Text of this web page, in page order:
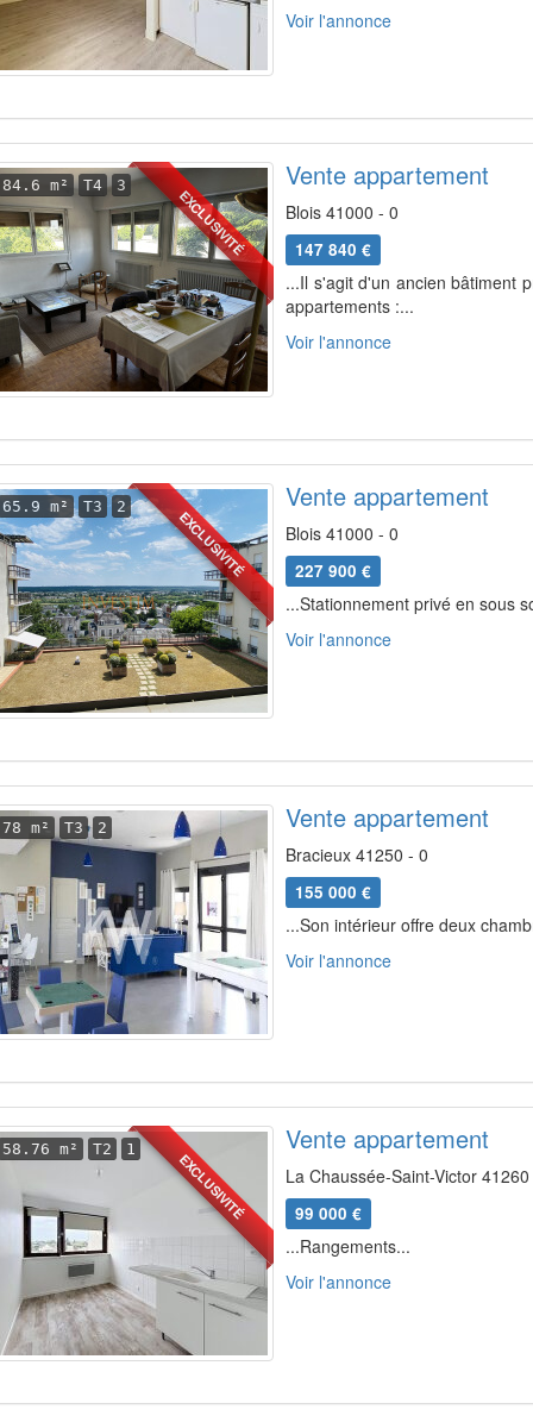
Voir l'annonce
EXCLUSIVITÉ
84.6 m² T4 3 Vente appartement
Blois 41000 - 0
147 840 €
...Il s'agit d'un ancien bâtiment
appartements :...
Voir l'annonce
EXCLUSIVITÉ
65.9 m² T3 2 Vente appartement
Blois 41000 - 0
227 900 €
...Stationnement privé en sous
Voir l'annonce
78 m² T3 2 Vente appartement
Bracieux 41250 - 0
155 000 €
...Son intérieur offre deux
Voir l'annonce
EXCLUSIVITÉ
58.76 m² T2 1 Vente appartement
La Chaussée-Saint-Victor
99 000 €
...Rangements...
Voir l'annonce